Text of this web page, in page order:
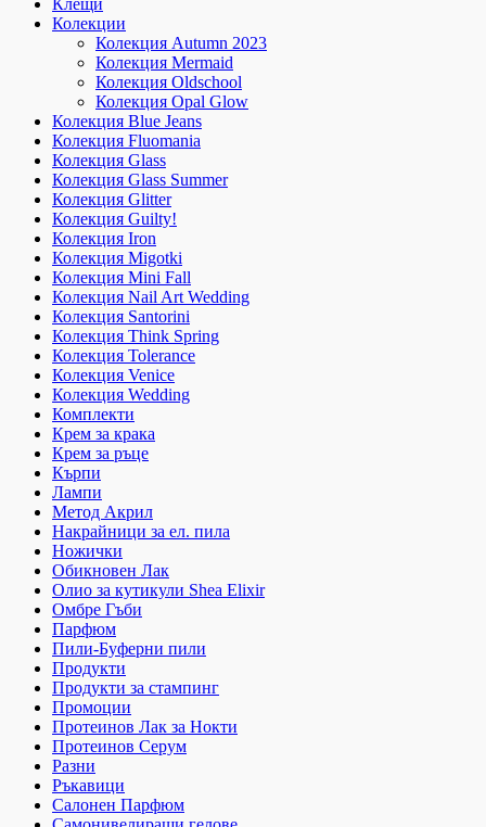
Клещи
Колекции
Колекция Autumn 2023
Колекция Mermaid
Колекция Oldschool
Колекция Opal Glow
Колекция Blue Jeans
Колекция Fluomania
Колекция Glass
Колекция Glass Summer
Колекция Glitter
Колекция Guilty!
Колекция Iron
Колекция Migotki
Колекция Mini Fall
Колекция Nail Art Wedding
Колекция Santorini
Колекция Think Spring
Колекция Tolerance
Колекция Venice
Колекция Wedding
Комплекти
Крем за крака
Крем за ръце
Кърпи
Лампи
Метод Акрил
Накрайници за ел. пила
Ножички
Обикновен Лак
Олио за кутикули Shea Elixir
Омбре Гъби
Парфюм
Пили-Буферни пили
Продукти
Продукти за стампинг
Промоции
Протеинов Лак за Нокти
Протеинов Серум
Разни
Ръкавици
Салонен Парфюм